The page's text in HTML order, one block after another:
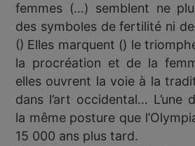
femmes (…) semblent ne
des symboles de fertilité ni
() Elles marquent () le
la procréation et de la
elles ouvrent la voie à la
dans l’art occidental… L’une
la même posture que
15 000 ans plus tard.